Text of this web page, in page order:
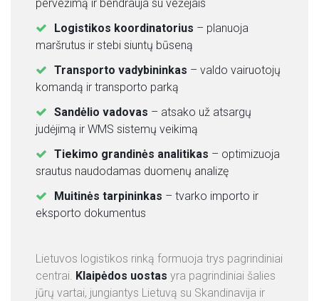
pervežimą ir bendrauja su vežėjais
Logistikos koordinatorius – planuoja
maršrutus ir stebi siuntų būseną
Transporto vadybininkas – valdo vairuotojų
komandą ir transporto parką
Sandėlio vadovas – atsako už atsargų
judėjimą ir WMS sistemų veikimą
Tiekimo grandinės analitikas – optimizuoja
srautus naudodamas duomenų analizę
Muitinės tarpininkas – tvarko importo ir
eksporto dokumentus
Lietuvos logistikos rinką formuoja trys pagrindiniai
centrai. Klaipėdos uostas yra pagrindiniai šalies
jūrų vartai, jungiantys Lietuvą su Skandinavija ir